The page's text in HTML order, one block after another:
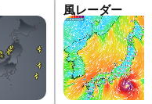
風レーダー